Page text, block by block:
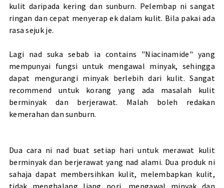
kulit daripada kering dan sunburn. Pelembap ni sangat
ringan dan cepat menyerap ek dalam kulit. Bila pakai ada
rasa sejuk je.
Lagi nad suka sebab ia contains "Niacinamide" yang
mempunyai fungsi untuk mengawal minyak, sehingga
dapat mengurangi minyak berlebih dari kulit. Sangat
recommend untuk korang yang ada masalah kulit
berminyak dan berjerawat. Malah boleh redakan
kemerahan dan sunburn.
Dua cara ni nad buat setiap hari untuk merawat kulit
berminyak dan berjerawat yang nad alami. Dua produk ni
sahaja dapat membersihkan kulit, melembapkan kulit,
tidak menghalang liang pori, mengawal minyak dan